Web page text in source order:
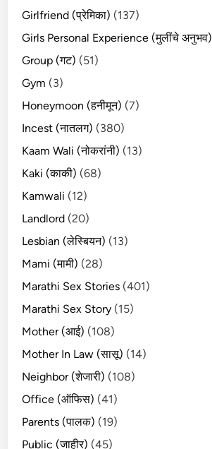
Girlfriend (प्रेमिका) (137)
Girls Personal Experience (मुलींचे अनुभव)
Group (गट) (51)
Gym (3)
Honeymoon (हनीमून) (7)
Incest (नातलग) (380)
Kaam Wali (नोकरांनी) (13)
Kaki (काकी) (68)
Kamwali (12)
Landlord (20)
Lesbian (लेस्बियन) (13)
Mami (मामी) (28)
Marathi Sex Stories (401)
Marathi Sex Story (15)
Mother (आई) (108)
Mother In Law (सासू) (14)
Neighbor (शेजारी) (108)
Office (ऑफिस) (41)
Parents (पालक) (19)
Public (जाहीर) (45)